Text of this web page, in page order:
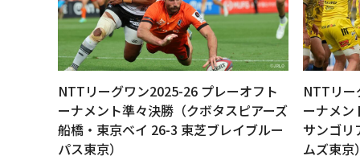
NTTリーグワン2025-26 プレーオフト
ーナメント準々決勝（クボタスピアーズ
船橋・東京ベイ 26-3 東芝ブレイブルー
パス東京）
NTTリー
ーナメン
サンゴリ
ムズ東京